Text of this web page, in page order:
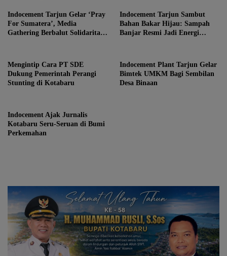
Indocement Tarjun Gelar ‘Pray
For Sumatera’, Media
Gathering Berbalut Solidaritas
Indocement Tarjun Sambut
Bahan Bakar Hijau: Sampah
Banjar Resmi Jadi Energi
Mengintip Cara PT SDE
Dukung Pemerintah Perangi
Stunting di Kotabaru
Indocement Plant Tarjun Gelar
Bimtek UMKM Bagi Sembilan
Desa Binaan
Indocement Ajak Jurnalis
Kotabaru Seru-Seruan di Bumi
Perkemahan